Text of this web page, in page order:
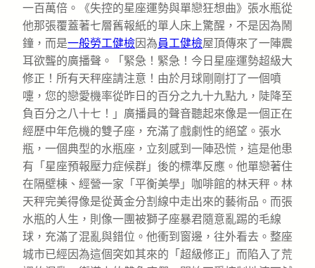
一百萬倍。《失控的星座運勢與單戀狂想曲》張水瓶從
他那張覆蓋著七層舊報紙的單人床上驚醒，不是因為鬧
鐘，而是一般勞工健檢因為員工健檢屋頂傳來了一陣震
耳欲聾的廣播聲。「緊急！緊急！今日星座運勢超級大
修正！所有天秤座請注意！由於月球剛剛打了一個噴
嚏，您的戀愛機率從昨日的百分之九十九點九，陡降至
負百分之八十七！」廣播員的聲音聽起來像是一個正在
經歷中年危機的雙子座，充滿了戲劇性的絕望。張水
瓶，一個典型的水瓶座，立刻感到一陣恐慌，這是他患
有「星座預報壓力症候群」後的標準反應。他單戀著住
在隔壁棟、經營一家「平衡美學」咖啡館的林天秤。林
天秤完美得像是從黃金分割線中走出來的藝術品。而張
水瓶的人生，則像一團被獅子座暴君隨意亂踢的毛線
球，充滿了混亂與錯位。他衝到窗邊，往外看去。整座
城市已經因為這個突如其來的「超級修正」而陷入了荒